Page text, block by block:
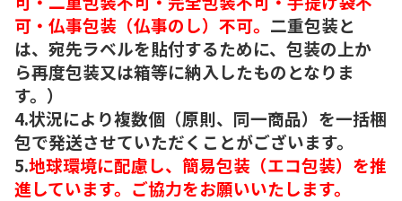
可・仏事包装（仏事のし）不可。 二重包装と
は、宛先ラベルを貼付するために、包装の上か
ら再度包装又は箱等に納入したものとなりま
す。）
4.状況により複数個（原則、同一商品）を一括梱
包で発送させていただくことがございます。
5.地球環境に配慮し、簡易包装（エコ包装）を推
進しています。ご協力をお願いいたします。